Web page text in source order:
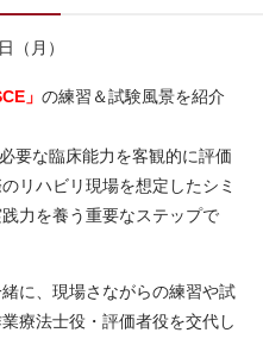
（月）
」 の練習＆試験風景を紹介
要な臨床能力を客観的に評価
リハビリ現場を想定したシミ
力を養う重要なステップで
に、現場さながらの練習や試
療法士役・評価者役を交代し